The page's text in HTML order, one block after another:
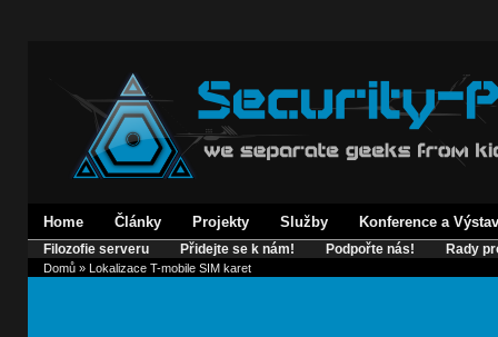
Home Články Projekty Služby Konference a
Filozofie serveru Přidejte se k nám! Podpořte nás! Rady
Domů» Lokalizace T-mobile SIM karet